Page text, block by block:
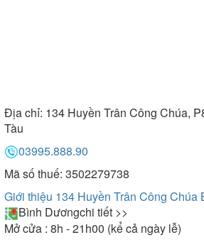
Địa chỉ: 134 Huyền Trân Công Chúa,
Tàu
03995.888.90
Mã số thuế: 3502279738
Giới thiệu 134 Huyền Trân Công Chúa
Bình Dươngchi tiết >>
Mở cửa : 8h - 21h00 (kể cả ngày lễ)